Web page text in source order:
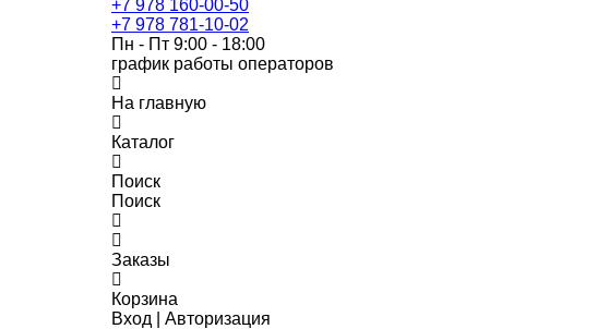
+7 978 160-00-50
+7 978 781-10-02
Пн - Пт 9:00 - 18:00
график работы операторов
На главную
Каталог
Поиск
Поиск
Заказы
Корзина
Вход | Авторизация